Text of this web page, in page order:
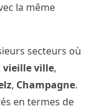
la même
secteurs où
vieille ville,
, Champagne.
en termes de